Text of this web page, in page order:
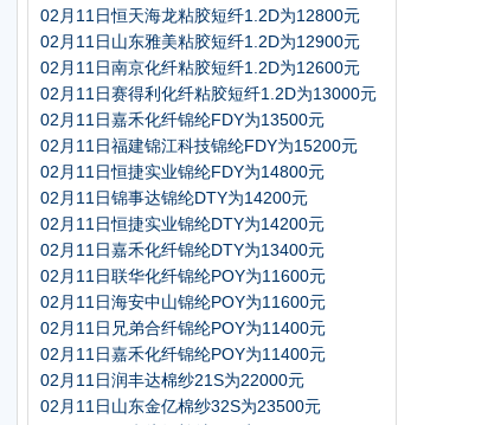
02月11日恒天海龙粘胶短纤1.2D为12800元
02月11日山东雅美粘胶短纤1.2D为12900元
02月11日南京化纤粘胶短纤1.2D为12600元
02月11日赛得利化纤粘胶短纤1.2D为13000元
02月11日嘉禾化纤锦纶FDY为13500元
02月11日福建锦江科技锦纶FDY为15200元
02月11日恒捷实业锦纶FDY为14800元
02月11日锦事达锦纶DTY为14200元
02月11日恒捷实业锦纶DTY为14200元
02月11日嘉禾化纤锦纶DTY为13400元
02月11日联华化纤锦纶POY为11600元
02月11日海安中山锦纶POY为11600元
02月11日兄弟合纤锦纶POY为11400元
02月11日嘉禾化纤锦纶POY为11400元
02月11日润丰达棉纱21S为22000元
02月11日山东金亿棉纱32S为23500元